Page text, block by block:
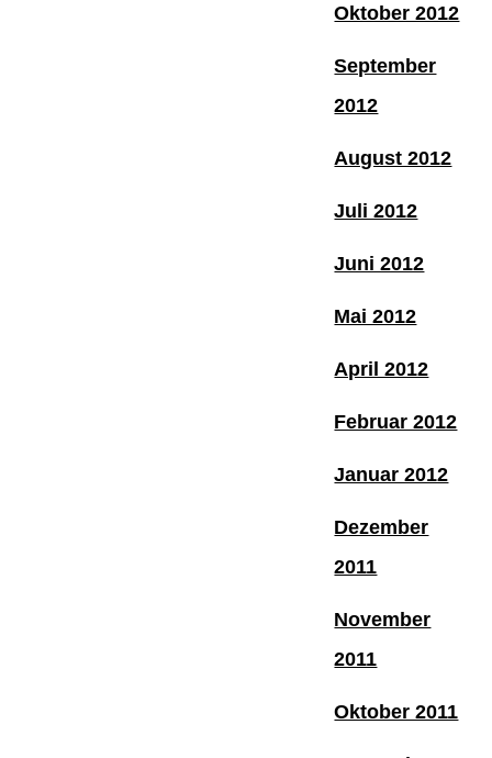
Oktober 2012
September
2012
August 2012
Juli 2012
Juni 2012
Mai 2012
April 2012
Februar 2012
Januar 2012
Dezember
2011
November
2011
Oktober 2011